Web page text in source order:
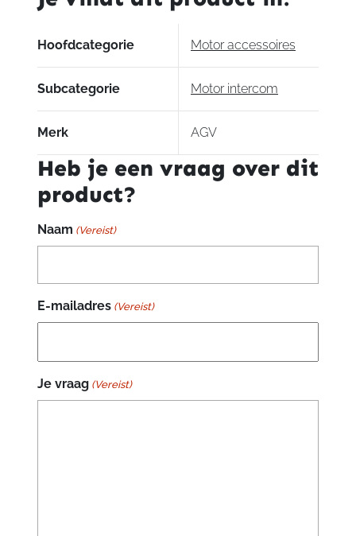
– Universal Intercom™
(1:
S)
aantal
Hoofdcategorie Motor accessoires
Subcategorie Motor intercom
Merk AGV
Heb je een vraag over dit
product?
Naam (Vereist)
E-mailadres (Vereist)
Je vraag (Vereist)